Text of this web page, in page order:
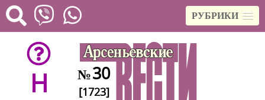
РУБРИКИ
H №30
[1723]